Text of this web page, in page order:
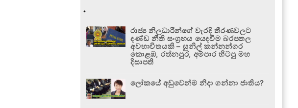
.
රාජ්‍ය නිලධාරීන්ගේ වැරදි තීරණවලට
දණ්ඩ නීති සංග්‍රහය යෙදවීම බරපතල
අවභාවිතයකි – සුනිල් කන්නන්ගර
කොළඹ, රත්නපුර, අම්පාර හිටපු මහ
දිසාපති
ලෝකයේ අඩුවෙන්ම නිදා ගන්නා ජාතිය?